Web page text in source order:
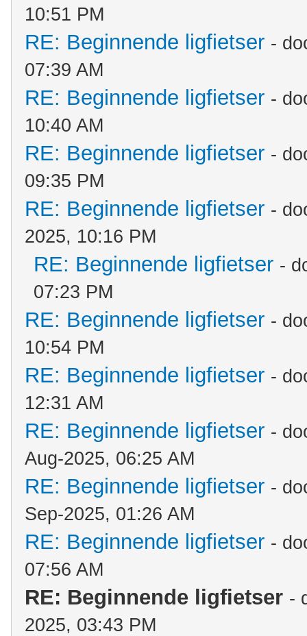
10:51 PM
RE: Beginnende ligfietser -
07:39 AM
RE: Beginnende ligfietser -
10:40 AM
RE: Beginnende ligfietser -
09:35 PM
RE: Beginnende ligfietser -
2025, 10:16 PM
RE: Beginnende ligfietser -
07:23 PM
RE: Beginnende ligfietser -
10:54 PM
RE: Beginnende ligfietser -
12:31 AM
RE: Beginnende ligfietser -
Aug-2025, 06:25 AM
RE: Beginnende ligfietser -
Sep-2025, 01:26 AM
RE: Beginnende ligfietser -
07:56 AM
RE: Beginnende ligfietser -
2025, 03:43 PM